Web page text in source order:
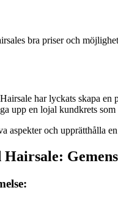
bra priser och
har lyckats skapa
upp en lojal kundkrets
aspekter och upprätthålla